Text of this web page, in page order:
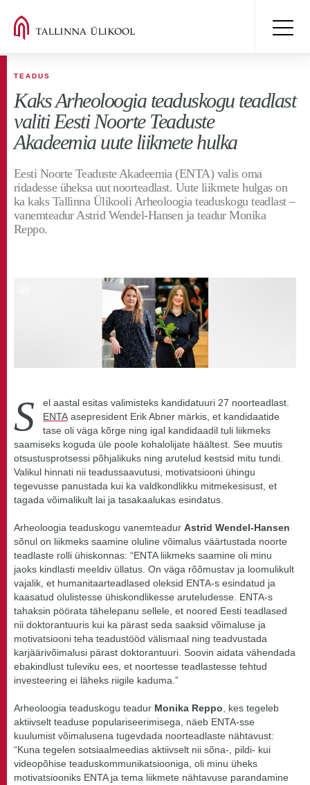
TEADUS
Kaks Arheoloogia teaduskogu teadlast
valiti Eesti Noorte Teaduste
Akadeemia uute liikmete hulka
Eesti Noorte Teaduste Akadeemia (ENTA) valis oma
ridadesse üheksa uut noorteadlast. Uute liikmete hulgas on
ka kaks Tallinna Ülikooli Arheoloogia teaduskogu teadlast –
vanemteadur Astrid Wendel-Hansen ja teadur Monika
Reppo.
S
el aastal esitas valimisteks kandidatuuri 27 noorteadlast.
ENTA asepresident Erik Abner märkis, et kandidaatide
tase oli väga kõrge ning igal kandidaadil tuli liikmeks
saamiseks koguda üle poole kohalolijate häältest. See muutis
otsustusprotsessi põhjalikuks ning arutelud kestsid mitu tundi.
Valikul hinnati nii teadussaavutusi, motivatsiooni ühingu
tegevusse panustada kui ka valdkondlikku mitmekesisust, et
tagada võimalikult lai ja tasakaalukas esindatus.
Arheoloogia teaduskogu vanemteadur Astrid Wendel-Hansen
sõnul on liikmeks saamine oluline võimalus väärtustada noorte
teadlaste rolli ühiskonnas: “ENTA liikmeks saamine oli minu
jaoks kindlasti meeldiv üllatus. On väga rõõmustav ja loomulikult
vajalik, et humanitaarteadlased oleksid ENTA-s esindatud ja
kaasatud olulistesse ühiskondlikesse aruteludesse. ENTA-s
tahaksin pöörata tähelepanu sellele, et noored Eesti teadlased
nii doktorantuuris kui ka pärast seda saaksid võimaluse ja
motivatsiooni teha teadustööd välismaal ning teadvustada
karjäärivõimalusi pärast doktorantuuri. Soovin aidata vähendada
ebakindlust tuleviku ees, et noortesse teadlastesse tehtud
investeering ei läheks riigile kaduma.”
Arheoloogia teaduskogu teadur Monika Reppo , kes tegeleb
aktiivselt teaduse populariseerimisega, näeb ENTA-sse
kuulumist võimalusena tugevdada noorteadlaste nähtavust:
“Kuna tegelen sotsiaalmeedias aktiivselt nii sõna-, pildi- kui
videopõhise teaduskommunikatsiooniga, oli minu üheks
motivatsiooniks ENTA ja tema liikmete nähtavuse parandamine